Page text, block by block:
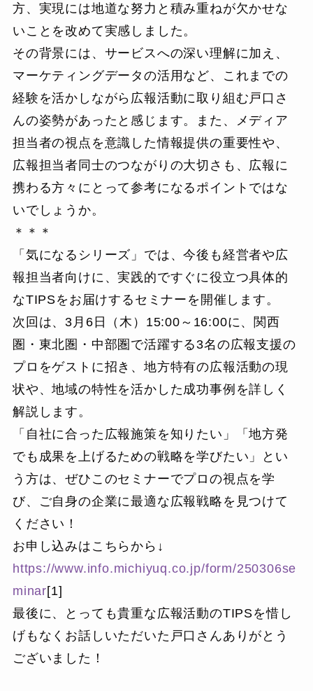
方、実現には地道な努力と積み重ねが欠かせな
いことを改めて実感しました。
その背景には、サービスへの深い理解に加え、
マーケティングデータの活用など、これまでの
経験を活かしながら広報活動に取り組む戸口さ
んの姿勢があったと感じます。また、メディア
担当者の視点を意識した情報提供の重要性や、
広報担当者同士のつながりの大切さも、広報に
携わる方々にとって参考になるポイントではな
いでしょうか。
＊＊＊
「気になるシリーズ」では、今後も経営者や広
報担当者向けに、実践的ですぐに役立つ具体的
なTIPSをお届けするセミナーを開催します。
次回は、3月6日（木）15:00～16:00に、関西
圏・東北圏・中部圏で活躍する3名の広報支援の
プロをゲストに招き、地方特有の広報活動の現
状や、地域の特性を活かした成功事例を詳しく
解説します。
「自社に合った広報施策を知りたい」「地方発
でも成果を上げるための戦略を学びたい」とい
う方は、ぜひこのセミナーでプロの視点を学
び、ご自身の企業に最適な広報戦略を見つけて
ください！
お申し込みはこちらから↓
https://www.info.michiyuq.co.jp/form/250306se
minar[1]
最後に、とっても貴重な広報活動のTIPSを惜し
げもなくお話しいただいた戸口さんありがとう
ございました！